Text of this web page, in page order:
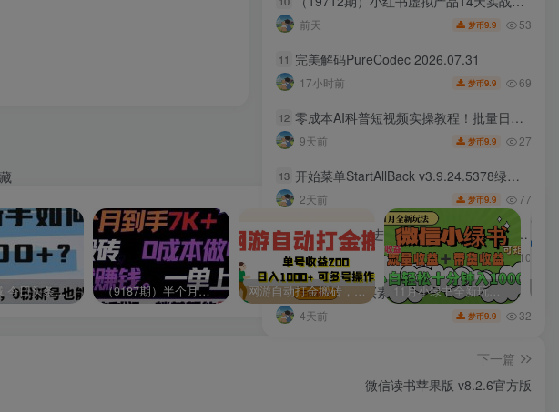
懒人领域·今日头条项目玩法，头条中视频项目，单号收益在50—500可批量￼ （9187期）半个月收益7K+，无脑搬砖，0成本做中间商，转手就赚钱，一单上百块，单… 网游自动打金搬砖，单号收益200 日入1000+ 无脑操作 11月小绿书全新玩法，公众号流量主+小绿书带货双重变现，小白十分钟无脑日入1000+
下一篇
微信读书苹果版 v8.2.6官方版
前天 梦币9.9 53
11 完美解码PureCodec 2026.07.31
17小时前 梦币9.9 69
12 零成本AI科普短视频实操教程！批量日产多重收益普通人轻松副业增收月入万元
9天前 梦币9.9 27
13 开始菜单StartAllBack v3.9.24.5378绿色版
2天前 梦币9.9 77
14 电商美工全能进阶课：从PS基础抠图到首页装修，精通店铺全套视觉设计实操
4天前 梦币9.9 10
15 自费9.9元购买素材，1500首纯音乐免版权音乐包，中文分类，抖音快手自媒体音效素材资源
4天前 梦币9.9 32